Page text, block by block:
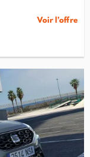
Voir l’offre